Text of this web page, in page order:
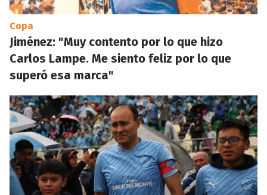
Copa
Jiménez: "Muy contento por lo que hizo
Carlos Lampe. Me siento feliz por lo que
superó esa marca"